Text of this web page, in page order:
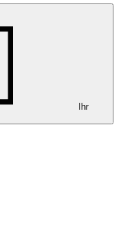
Ihr